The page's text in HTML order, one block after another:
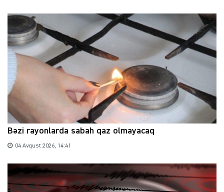
Bəzi rayonlarda sabah qaz olmayacaq
04 Avqust 2026, 14:41